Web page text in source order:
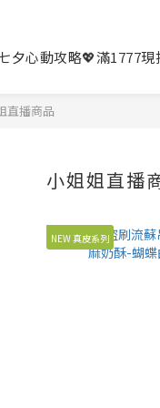
夕心動攻略💖滿1777現
直播商品
小姐姐直播
NEW 真皮系列